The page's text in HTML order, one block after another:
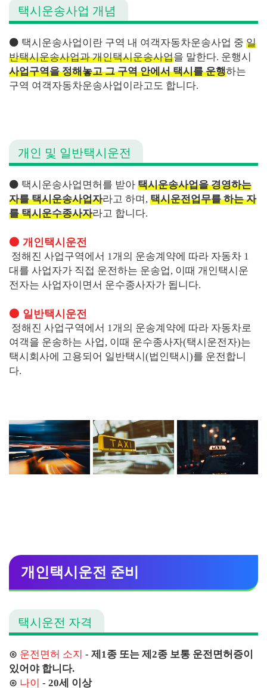
택시운송사업 개념
⚫ 택시운송사업이란 구역 내 여객자동차운송사업 중 일
반택시운송사업과 개인택시운송사업을 말한다. 운행시
사업구역을 정해놓고 그 구역 안에서 택시를 운행하는
구역 여객자동차운송사업이라고도 합니다.
개인 및 일반택시운전
⚫ 택시운송사업면허를 받아 택시운송사업을 경영하는
자를 택시운송사업자라고 하며, 택시운전업무를 하는 자
를 택시운수종사자라고 합니다.
⚫ 개인택시운전
정해진 사업구역에서 1개의 운송계약에 따라 자동차 1
대를 사업자가 직접 운전하는 운송업, 이때 개인택시운
전자는 사업자이면서 운수종사자가 됩니다.
⚫ 일반택시운전
정해진 사업구역에서 1개의 운송계약에 따라 자동차로
여객을 운송하는 사업, 이때 운수종사자(택시운전자)는
택시회사에 고용되어 일반택시(법인택시)를 운전합니
다.
개인택시운전 준비
택시운전 자격
⊙ 운전면허 소지 - 제1종 또는 제2종 보통 운전면허증이
있어야 합니다.
⊙ 나이 - 20세 이상